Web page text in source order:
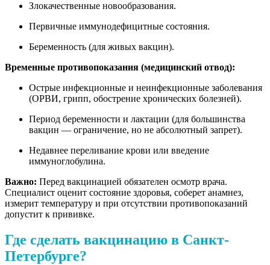
Злокачественные новообразования.
Первичные иммунодефицитные состояния.
Беременность (для живых вакцин).
Временные противопоказания (медицинский отвод):
Острые инфекционные и неинфекционные заболевания
(ОРВИ, грипп, обострение хронических болезней).
Период беременности и лактации (для большинства
вакцин — ограничение, но не абсолютный запрет).
Недавнее переливание крови или введение
иммуноглобулина.
Важно: Перед вакцинацией обязателен осмотр врача.
Специалист оценит состояние здоровья, соберет анамнез,
измерит температуру и при отсутствии противопоказаний
допустит к прививке.
Где сделать вакцинацию в Санкт-
Петербурге?